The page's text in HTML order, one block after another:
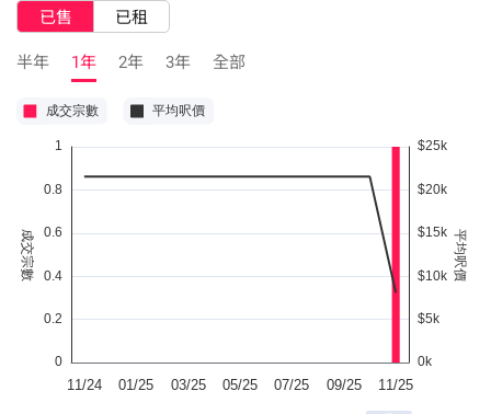
已售 已租
半年 1年 2年 3年 全部